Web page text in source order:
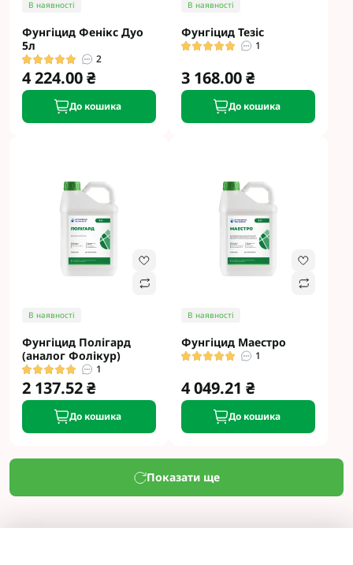
В наявності
Фунгіцид Фенікс Дуо
5л
2
4 224.00 ₴
До кошика
В наявності
Фунгіцид Тезіс
1
3 168.00 ₴
До кошика
В наявності
Фунгіцид Полігард
(аналог Фолікур)
1
2 137.52 ₴
До кошика
В наявності
Фунгіцид Маестро
1
4 049.21 ₴
До кошика
Показати ще